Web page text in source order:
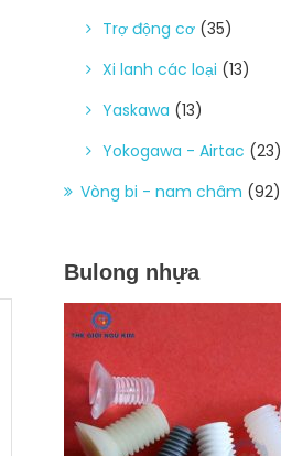
Trợ động cơ (35)
Xi lanh các loại (13)
Yaskawa (13)
Yokogawa - Airtac (23)
Vòng bi - nam châm (92)
Bulong nhựa